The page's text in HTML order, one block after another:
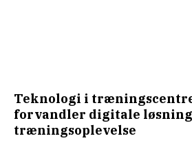
Teknologi i
forvandler digitale
træningsoplevelse